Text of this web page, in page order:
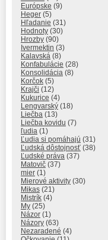
Európske (9)
Heger (5)
Hľadanie (31)
Hodnoty (30)
Hrozby (90)
Ivermektin (3)
Kalavská (8)
Konfabulácie (28)
Konsolidácia (8)
Korčok (5)
Krajči (12)
Kukurice (4)
Lengvarský (18)
Liečba (13)
Liečba kovidu (7)
ľudia (1)
Ľudia si pomáhajú (31)
Ľudská dôstojnosť (38)
Ľudské práva (37)
Matovič (37)
mier (1)
Mierové aktivity (30)
Mikas (21)
Mistrík (4)
My (25)
Názor (1)
Názory (63)
Nezaradené (4)